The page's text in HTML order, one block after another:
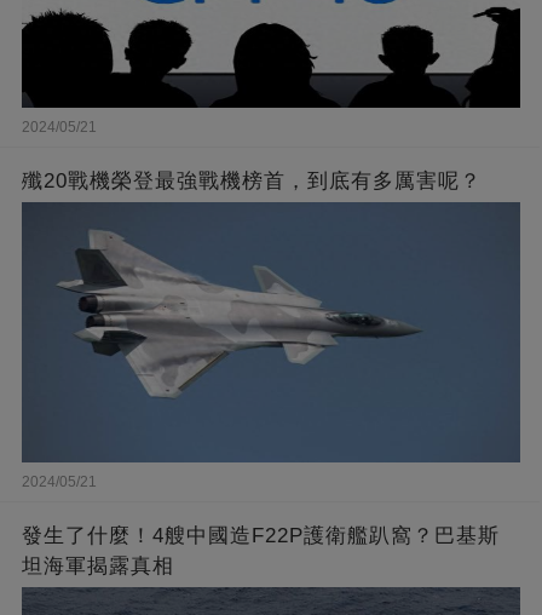
2024/05/21
殲20戰機榮登最強戰機榜首，到底有多厲害呢？
2024/05/21
發生了什麼！4艘中國造F22P護衛艦趴窩？巴基斯
坦海軍揭露真相